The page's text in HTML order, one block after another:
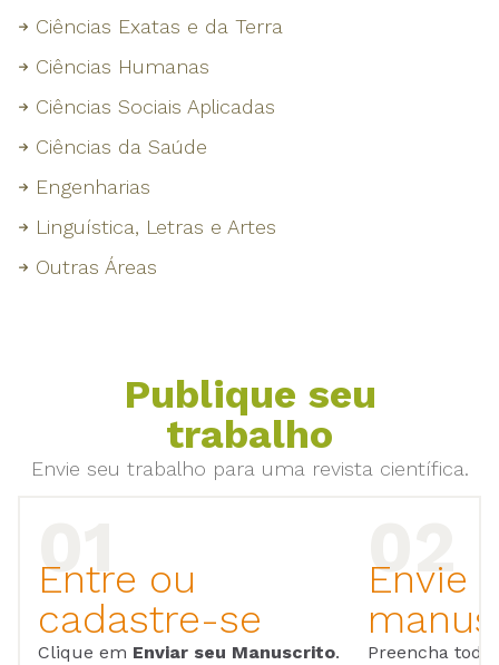
Ciências Exatas e da Terra
Ciências Humanas
Ciências Sociais Aplicadas
Ciências da Saúde
Engenharias
Linguística, Letras e Artes
Outras Áreas
Publique seu
trabalho
Envie seu trabalho para uma revista científica.
Entre ou
cadastre-se
Clique em Enviar seu Manuscrito.
Envie
Preencha